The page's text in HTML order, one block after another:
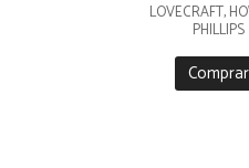
LOVECRAFT,
PHILLIPS
Comprar